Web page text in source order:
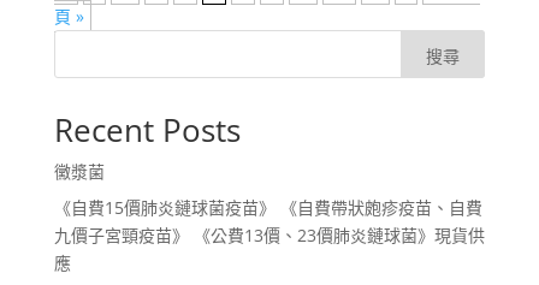
頁 »
搜尋
Recent Posts
黴漿菌
《自費15價肺炎鏈球菌疫苗》 《自費帶狀皰疹疫苗、自費
九價子宮頸疫苗》 《公費13價、23價肺炎鏈球菌》現貨供
應